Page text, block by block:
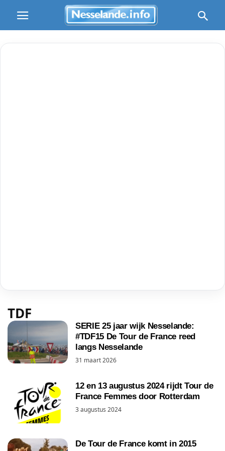
TDF
SERIE 25 jaar wijk Nesselande:
#TDF15 De Tour de France reed
langs Nesselande
31 maart 2026
12 en 13 augustus 2024 rijdt Tour de
France Femmes door Rotterdam
3 augustus 2024
De Tour de France komt in 2015